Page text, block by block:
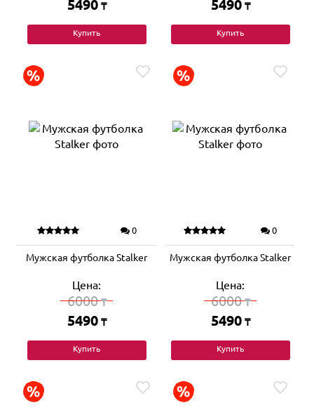
5490 ₸
Купить
5490 ₸
Купить
0
Мужская футболка Stalker
Цена:
6000₸
5490 ₸
Купить
0
Мужская футболка Stalker
Цена:
6000₸
5490 ₸
Купить